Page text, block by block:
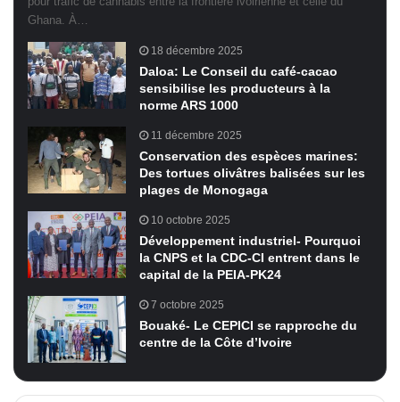
Ghana. À…
18 décembre 2025
Daloa: Le Conseil du café-cacao
sensibilise les producteurs à la
norme ARS 1000
11 décembre 2025
Conservation des espèces marines:
Des tortues olivâtres balisées sur les
plages de Monogaga
10 octobre 2025
Développement industriel- Pourquoi
la CNPS et la CDC-CI entrent dans le
capital de la PEIA-PK24
7 octobre 2025
Bouaké- Le CEPICI se rapproche du
centre de la Côte d’Ivoire